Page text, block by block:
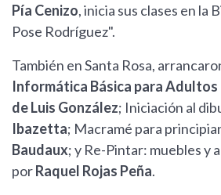
Pía Cenizo, inicia sus clases en la
Pose Rodríguez".
También en Santa Rosa,
Informática Básica para
de Luis González; Iniciación al
Ibazetta; Macramé para
Baudaux; y Re-Pintar: muebles y
porRaquel Rojas Peña.